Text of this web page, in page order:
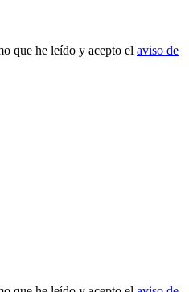
que he leído y acepto el aviso de